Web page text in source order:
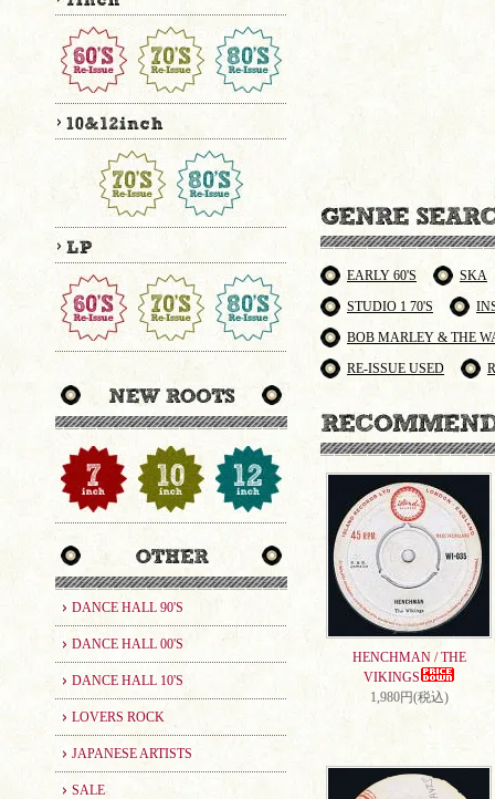
DANCE HALL 90'S
DANCE HALL 00'S
DANCE HALL 10'S
LOVERS ROCK
JAPANESE ARTISTS
SALE
EARLY 60'S
SKA
STUDIO 1 70'S
BOB MARLEY & THE
RE-ISSUE USED
HENCHMAN / THE
VIKINGS
1,980円(税込)